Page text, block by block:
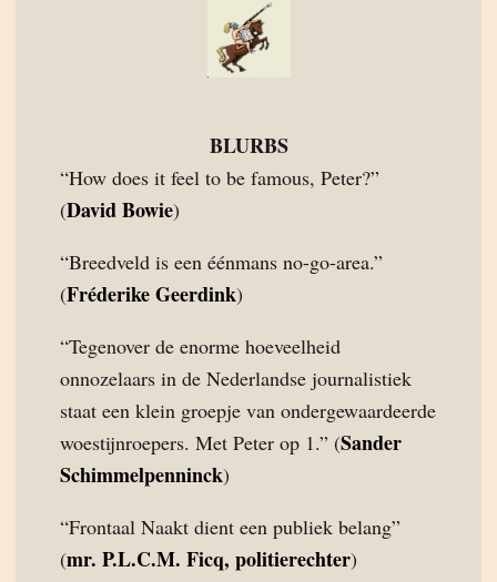
BLURBS
“How does it feel to be famous, Peter?”
(David Bowie)
“Breedveld is een éénmans no-go-area.”
(Fréderike Geerdink)
“Tegenover de enorme hoeveelheid
onnozelaars in de Nederlandse journalistiek
staat een klein groepje van ondergewaardeerde
woestijnroepers. Met Peter op 1.” (Sander
Schimmelpenninck)
“Frontaal Naakt dient een publiek belang”
(mr. P.L.C.M. Ficq, politierechter)